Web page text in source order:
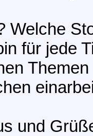
Welche
für jede
und